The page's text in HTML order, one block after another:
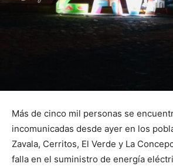
Más de cinco mil personas se
incomunicadas desde ayer en los
Zavala, Cerritos, El Verde y La
falla en el suministro de energía